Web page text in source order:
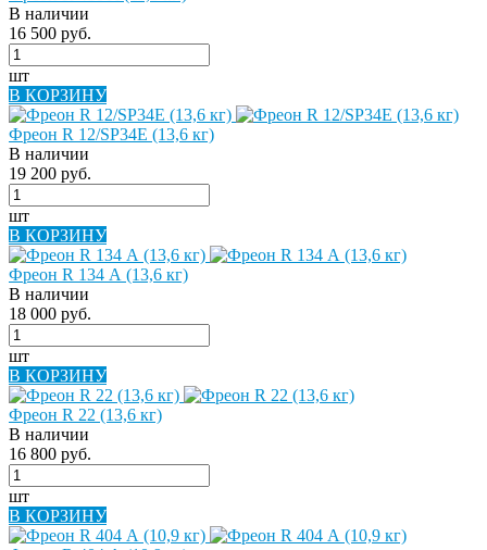
В наличии
16 500 руб.
шт
В КОРЗИНУ
Фреон R 12/SP34E (13,6 кг)
В наличии
19 200 руб.
шт
В КОРЗИНУ
Фреон R 134 А (13,6 кг)
В наличии
18 000 руб.
шт
В КОРЗИНУ
Фреон R 22 (13,6 кг)
В наличии
16 800 руб.
шт
В КОРЗИНУ